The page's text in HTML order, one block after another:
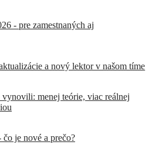
- pre zamestnaných aj
a nový lektor v našom tíme
menej teórie, viac reálnej
je nové a prečo?